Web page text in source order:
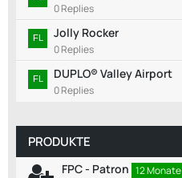
0 Replies
Jolly Rocker
0 Replies
DUPLO® Valley Airport
0 Replies
PRODUKTE
FPC - Patron 12 Monate